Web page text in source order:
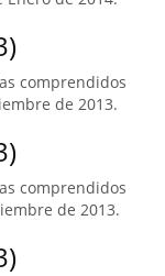
comprendidos
de 2013.
comprendidos
de 2013.